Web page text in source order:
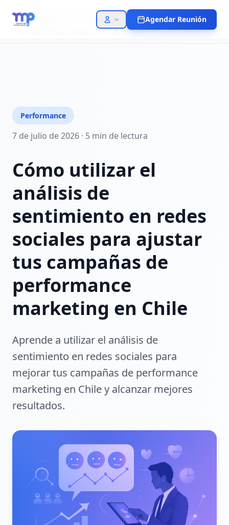
Blog
Como Utilizar El Analisis De Sentimiento En Redes
Sociales Para Ajustar Tus Camp
Agendar Reunión
Performance
7 de julio de 2026 · 5 min de lectura
Cómo utilizar el
análisis de
sentimiento en redes
sociales para ajustar
tus campañas de
performance
marketing en Chile
Aprende a utilizar el análisis de
sentimiento en redes sociales para
mejorar tus campañas de performance
marketing en Chile y alcanzar mejores
resultados.